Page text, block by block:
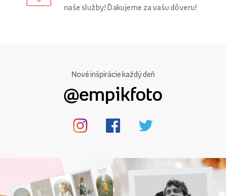
naše služby! Ďakujeme za vašu dôveru!
Nové inšpirácie každý deň
@empikfoto